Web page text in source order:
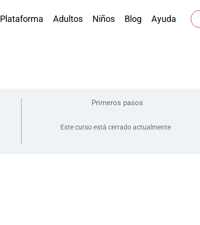
Plataforma Adultos Niños Blog Ayuda
Primeros pasos
Este curso está cerrado actualmente